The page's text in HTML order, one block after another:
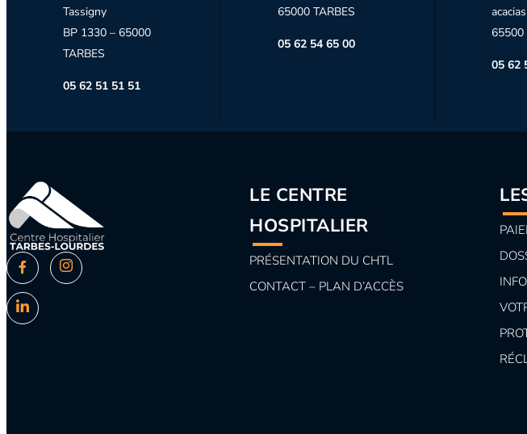
Tassigny
BP 1330 – 65000
TARBES
05 62 51 51 51
65000 TARBES
05 62 54 65 00
acacias
65500
05 62
LE CENTRE
HOSPITALIER
PRÉSENTATION DU CHTL
CONTACT – PLAN D’ACCÈS